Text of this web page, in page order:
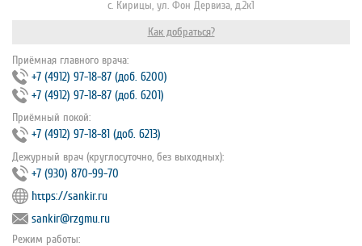
с. Кирицы, ул. Фон Дервиза, д.2к1
Как добраться?
Приёмная главного врача:
+7 (4912) 97‐18‐87 (доб. 6200)
+7 (4912) 97‐18‐87 (доб. 6201)
Приёмный покой:
+7 (4912) 97‐18‐81 (доб. 6213)
Дежурный врач (круглосуточно, без выходных):
+7 (930) 870-99-70
https://sankir.ru
sankir@rzgmu.ru
Режим работы: